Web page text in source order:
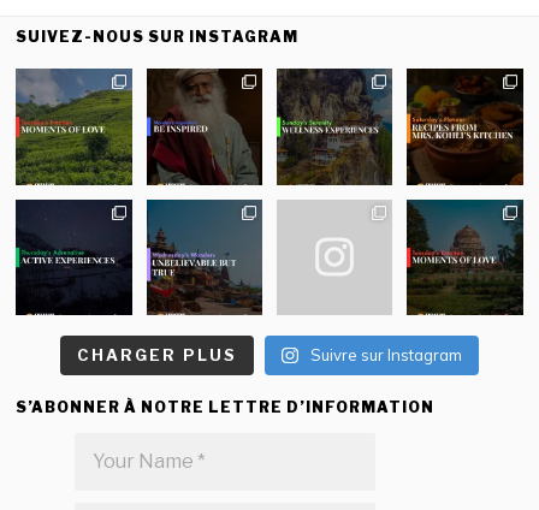
SUIVEZ-NOUS SUR INSTAGRAM
CHARGER PLUS Suivre sur Instagram
S’ABONNER À NOTRE LETTRE D’INFORMATION